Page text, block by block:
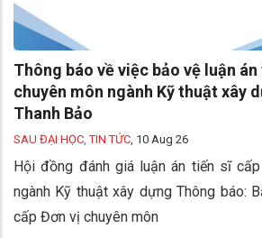
Thông báo về việc bảo vệ luận
chuyên môn ngành Kỹ thuật xây
Thanh Bảo
SAU ĐẠI HỌC,TIN TỨC, 10 Aug 26
Hội đồng đánh giá luận án tiến sĩ
ngành Kỹ thuật xây dựng Thông báo:
cấp Đơn vị chuyên môn